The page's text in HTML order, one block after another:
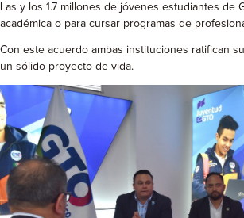
Las y los 1.7 millones de jóvenes estudiantes
académica o para cursar programas de
Con este acuerdo ambas instituciones ratifican
un sólido proyecto de vida.